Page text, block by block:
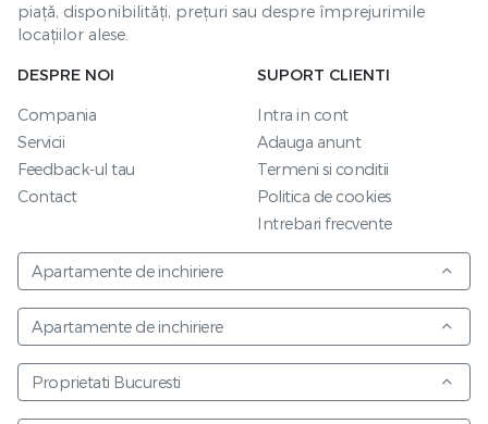
piață, disponibilități, prețuri sau despre împrejurimile
locațiilor alese.
DESPRE NOI
Compania
Servicii
Feedback-ul tau
Contact
SUPORT CLIENTI
Intra in cont
Adauga anunt
Termeni si conditii
Politica de cookies
Intrebari frecvente
Apartamente de inchiriere
Apartamente de inchiriere
Proprietati Bucuresti